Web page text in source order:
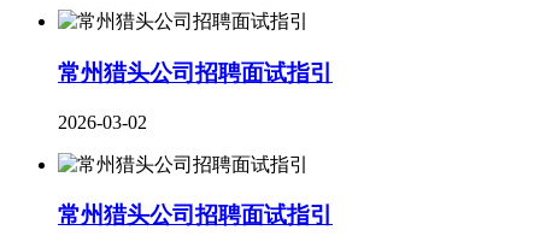
常州猎头公司招聘面试指引
2026-03-02
​常州猎头公司招聘面试指引